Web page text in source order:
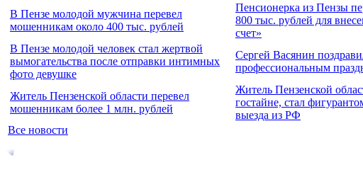
В Пензе молодой мужчина перевел
мошенникам около 400 тыс. рублей
Пенсионерка из Пензы
800 тыс. рублей для
счет»
В Пензе молодой человек стал жертвой
вымогательства после отправки интимных
фото девушке
Сергей Васянин
профессиональным
Житель Пензенской области перевел
мошенникам более 1 млн. рублей
Житель Пензенской
гостайне, стал
выезда из РФ
Все новости